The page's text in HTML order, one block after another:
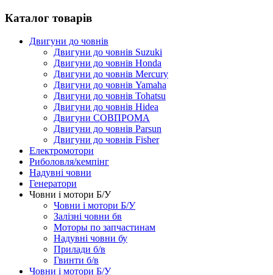
Каталог товарів
Двигуни до човнів
Двигуни до човнів Suzuki
Двигуни до човнів Honda
Двигуни до човнів Mercury
Двигуни до човнів Yamaha
Двигуни до човнів Tohatsu
Двигуни до човнів Hidea
Двигуни СОВПРОМА
Двигуни до човнів Parsun
Двигуни до човнів Fisher
Електромотори
Риболовля/кемпінг
Надувні човни
Генератори
Човни і мотори Б/У
Човни і мотори Б/У
Залізні човни бв
Моторы по запчастинам
Надувні човни бу
Прилади б/в
Гвинти б/в
Човни і мотори Б/У